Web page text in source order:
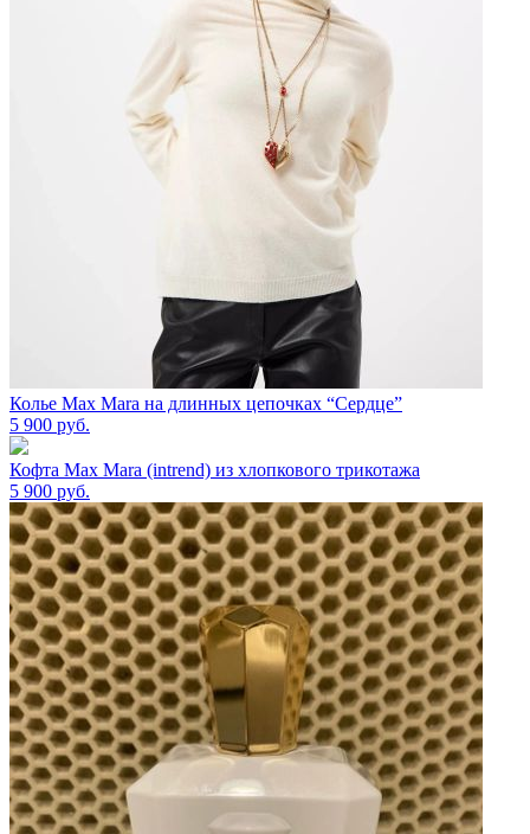
Колье Max Mara на длинных цепочках “Сердце”
5 900 руб.
Кофта Max Mara (intrend) из хлопкового трикотажа
5 900 руб.